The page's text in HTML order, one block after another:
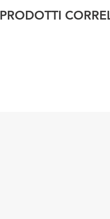
PRODOTTI